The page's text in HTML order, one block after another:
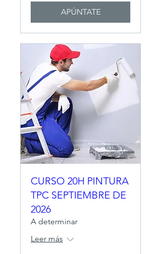
APÚNTATE
CURSO 20H PINTURA
TPC SEPTIEMBRE DE
2026
A determinar
Leer más